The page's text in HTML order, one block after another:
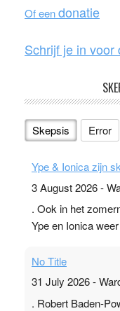
k
Of eendonatie
Schrijf je in voor
Skepsis Error
Ype & Ionica zijn
3 August 2026-
. Ook in het
Ype en Ionica
No Title
31 July 2026-
. Robert Baden-